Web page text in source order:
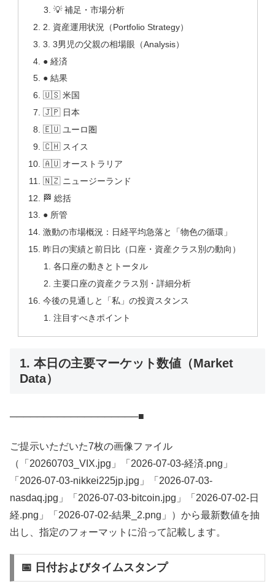
💡 補足・市場分析
2. 資産運用状況（Portfolio Strategy）
3. 3男児の父親の相場眼（Analysis）
● 経済
● 結果
🇺🇸 米国
🇯🇵 日本
🇪🇺 ユーロ圏
🇨🇭 スイス
🇦🇺 オーストラリア
🇳🇿 ニュージーランド
🏁 総括
● 所管
激動の市場概況：日経平均急落と「物色の循環」
昨日の実績と前日比（口座・資産クラス別の動向）
各口座の動きとトータル
主要口座の資産クラス別・詳細分析
今後の見通しと「私」の投資スタンス
注目すべきポイント
1. 本日の主要マーケット数値（Market
Data）
───────────────────■
ご提示いただいた7枚の画像ファイル
（「20260703_VIX.jpg」「2026-07-03‐経済.png」
「2026-07-03-nikkei225jp.jpg」「2026-07-03-
nasdaq.jpg」「2026-07-03-bitcoin.jpg」「2026-07-02‐日
経.png」「2026-07-02‐結果_2.png」）から最新数値を抽
出し、指定のフォーマットに沿って記載します。
📅 日付およびタイムスタンプ